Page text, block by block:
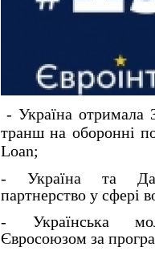
- Україна
транш на оборонні
Loan;
- Україна та
партнерство у сфері
- Українська
Євроcоюзом за